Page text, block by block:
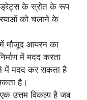
के स्रोत के रूप
को चलाने के
में मौजूद आयरन का
में मदद करता
में मदद कर सकता है
है।
एक उत्तम विकल्प है जब